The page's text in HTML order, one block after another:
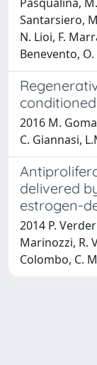
Santarsiero,
N. Lioi, F.
Benevento,
2016 M.
C. Giannasi,
delivered
estrogen-
2014 P.
Marinozzi, R.
Colombo, C.